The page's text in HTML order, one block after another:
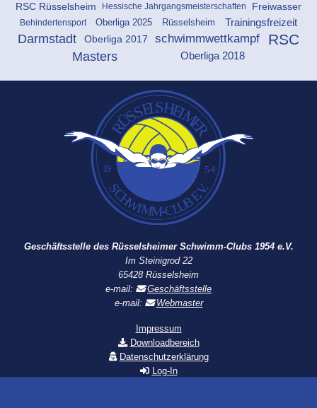
RSC Rüsselsheim Hessische Jahrgangsmeisterschaften Freiwasser
Behindertensport Oberliga 2025 Rüsselsheim Trainingsfreizeit
Darmstadt Oberliga 2017 schwimmwettkampf RSC
Masters Oberliga 2018
Impressum
Downloadbereich
Datenschutzerklärung
Log-In
Geschäftsstelle des Rüsselsheimer Schwimm-Clubs 1954 e.V.
Im Steinigrod 22
65428 Rüsselsheim
e-mail:
Geschäftsstelle
e-mail:
Webmaster